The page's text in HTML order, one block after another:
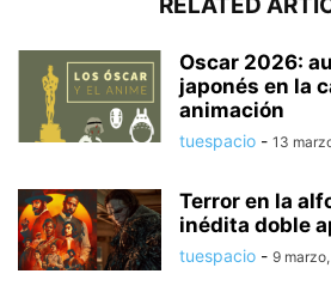
Oscar 2026:
japonés en la
animación
tuespacio - 13
Terror en la
inédita doble
tuespacio - 9